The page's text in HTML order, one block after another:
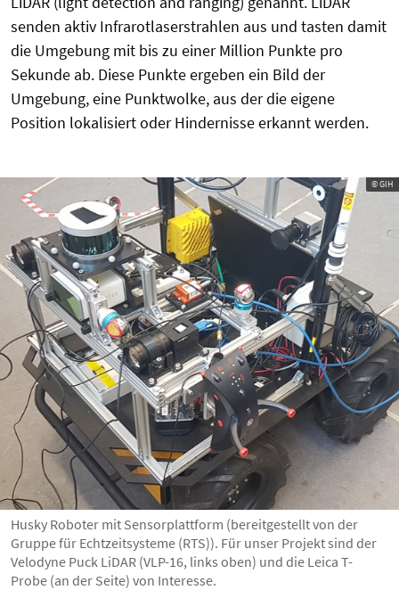
senden aktiv Infrarotlaserstrahlen aus und tasten damit
die Umgebung mit bis zu einer Million Punkte pro
Sekunde ab. Diese Punkte ergeben ein Bild der
Umgebung, eine Punktwolke, aus der die eigene
Position lokalisiert oder Hindernisse erkannt werden.
© GIH
Husky Roboter mit Sensorplattform (bereitgestellt von der
Gruppe für Echtzeitsysteme (RTS)). Für unser Projekt sind der
Velodyne Puck LiDAR (VLP-16, links oben) und die Leica T-
Probe (an der Seite) von Interesse.